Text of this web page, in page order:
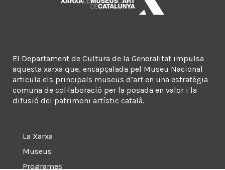
El Departament de Cultura de la Generalitat impulsa
aquesta xarxa que, encapçalada pel Museu Nacional
articula els principals museus d’art en una estratègia
comuna de col·laboració per la posada en valor i la
difusió del patrimoni artístic català.
La Xarxa
Museus
Programes